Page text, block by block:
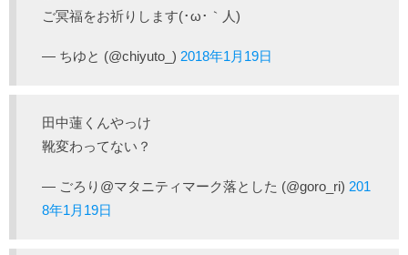
ご冥福をお祈りします(･ω･｀人)
— ちゆと (@chiyuto_) 2018年1月19日
田中蓮くんやっけ
靴変わってない？
— ごろり@マタニティマーク落とした (@goro_ri) 201
8年1月19日